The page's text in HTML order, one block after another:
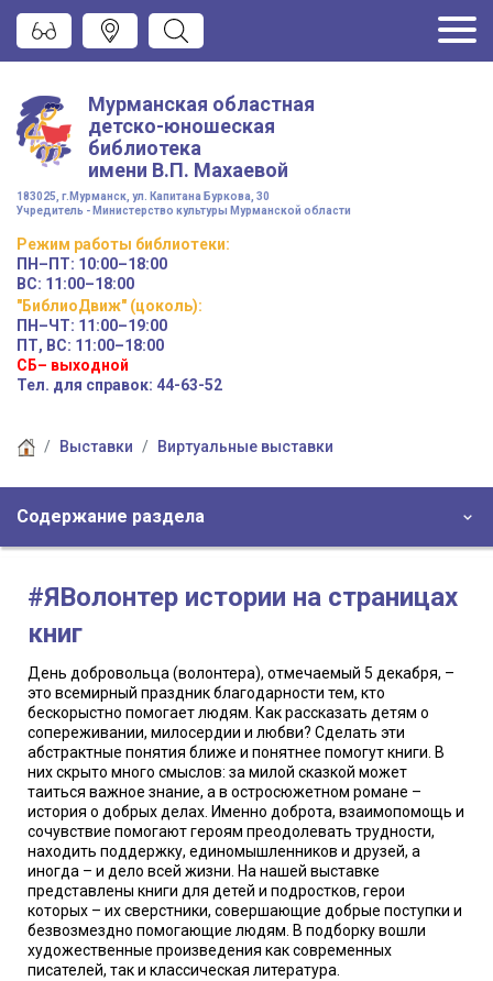
Мурманская областная
детско-юношеская
библиотека
имени В.П. Махаевой
183025, г.Мурманск, ул. Капитана Буркова, 30
Учредитель - Министерство культуры Мурманской области
Режим работы библиотеки:
ПН–ПТ: 10:00–18:00
ВС: 11:00–18:00
"БиблиоДвиж" (цоколь):
ПН–ЧТ: 11:00–19:00
ПТ, ВС: 11:00–18:00
СБ– выходной
Тел. для справок: 44-63-52
Выставки Виртуальные выставки
Содержание раздела
#ЯВолонтер истории на страницах
книг
День добровольца (волонтера), отмечаемый 5 декабря, –
это всемирный праздник благодарности тем, кто
бескорыстно помогает людям. Как рассказать детям о
сопереживании, милосердии и любви? Сделать эти
абстрактные понятия ближе и понятнее помогут книги. В
них скрыто много смыслов: за милой сказкой может
таиться важное знание, а в остросюжетном романе –
история о добрых делах. Именно доброта, взаимопомощь и
сочувствие помогают героям преодолевать трудности,
находить поддержку, единомышленников и друзей, а
иногда – и дело всей жизни. На нашей выставке
представлены книги для детей и подростков, герои
которых – их сверстники, совершающие добрые поступки и
безвозмездно помогающие людям. В подборку вошли
художественные произведения как современных
писателей, так и классическая литература.